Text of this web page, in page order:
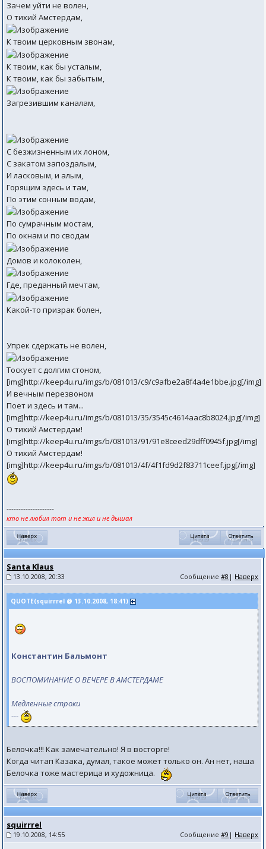
Зачем уйти не волен,
О тихий Амстердам,
К твоим церковным звонам,
К твоим, как бы усталым,
К твоим, как бы забытым,
Загрезившим каналам,
С безжизненным их лоном,
С закатом запоздалым,
И ласковым, и алым,
Горящим здесь и там,
По этим сонным водам,
По сумрачным мостам,
По окнам и по сводам
Домов и колоколен,
Где, преданный мечтам,
Какой-то призрак болен,
Упрек сдержать не волен,
Тоскует с долгим стоном,
[img]http://keep4u.ru/imgs/b/081013/c9/c9afbe2a8f4a4e1bbe.jpg[/img]
И вечным перезвоном
Поет и здесь и там...
[img]http://keep4u.ru/imgs/b/081013/35/3545c4614aac8b8024.jpg[/img]
О тихий Амстердам!
[img]http://keep4u.ru/imgs/b/081013/91/91e8ceed29dff0945f.jpg[/img]
О тихий Амстердам!
[img]http://keep4u.ru/imgs/b/081013/4f/4f1fd9d2f83711ceef.jpg[/img]
--------------------
кто не любил тот и не жил и не дышал
Santa Klaus
13.10.2008, 20:33 Сообщение#8 | Наверх
QUOTE(squirrrel @ 13.10.2008, 18:41)
Константин Бальмонт
ВОСПОМИНАНИЕ О ВЕЧЕРЕ В АМСТЕРДАМЕ
Медленные строки
---
Белочка!!! Как замечательно! Я в восторге!
Когда читап Казака, думал, такое может только он. Ан нет, наша
Белочка тоже мастерица и художница.
squirrrel
19.10.2008, 14:55 Сообщение#9 | Наверх